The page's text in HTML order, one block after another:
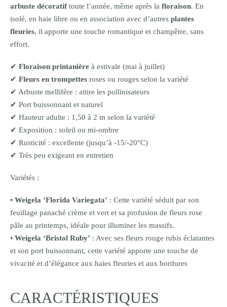
arbuste décoratif toute l’année, même après la floraison. En
isolé, en haie libre ou en association avec d’autres plantes
fleuries, il apporte une touche romantique et champêtre, sans
effort.
✔ Floraison printanière à estivale (mai à juillet)
✔ Fleurs en trompettes roses ou rouges selon la variété
✔ Arbuste mellifère : attire les pollinisateurs
✔ Port buissonnant et naturel
✔ Hauteur adulte : 1,50 à 2 m selon la variété
✔ Exposition : soleil ou mi-ombre
✔ Rusticité : excellente (jusqu’à -15/-20°C)
✔ Très peu exigeant en entretien
Variétés :
• Weigela ‘Florida Variegata’ : Cette variété séduit par son
feuillage panaché crème et vert et sa profusion de fleurs rose
pâle au printemps, idéale pour illuminer les massifs.
• Weigela ‘Bristol Ruby’ : Avec ses fleurs rouge rubis éclatantes
et son port buissonnant, cette variété apporte une touche de
vivacité et d’élégance aux haies fleuries et aux bordures
CARACTÉRISTIQUES